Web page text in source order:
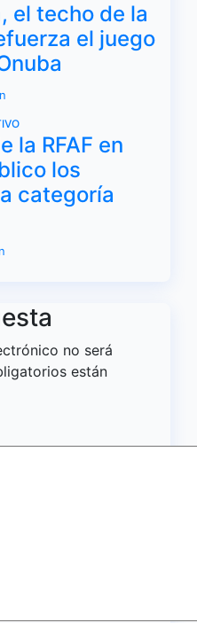
el techo de la
el juego
la RFAF en
los
categoría
no será
están